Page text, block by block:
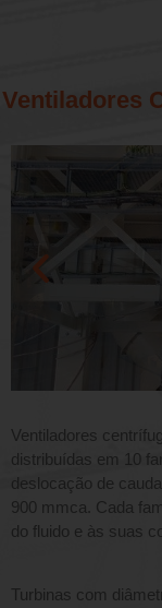
Ventiladores
Ventiladores
distribuídas em 10
deslocação de
900 mmca. Cada
do fluido e às suas
Turbinas com